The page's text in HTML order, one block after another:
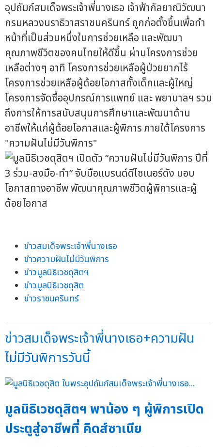
อุปถัมภ์สมเด็จพระเจ้าพี่นางเธอ เจ้าฟ้ากัลยาณิวัฒนา
กรมหลวงนราธิวาสราชนครินทร์ ถูกก่อตั้งขึ้นเพื่อทำ
หน้าที่เป็นส่วนหนึ่งในการช่วยเหลือ และพัฒนา
คุณภาพชีวิตของคนไทยให้ดีขึ้น ผ่านโครงการช่วย
เหลือต่างๆ อาทิ โครงการช่วยเหลือผู้ป่วยยากไร้
โครงการช่วยเหลือผู้ด้อยโอกาสทั้งเด็กและผู้ใหญ่
โครงการจัดซื้ออุปกรณ์การแพทย์ และ พยาบาลฯ รวม
ถึงการให้การสนับสนุนการศึกษาและพัฒนาด้าน
อาชีพให้แก่ผู้ด้อยโอกาสและผู้พิการ ภายใต้โครงการ
"ความฝันไม่มีวันพิการ"
ข่าวสมเด็จพระเจ้าพี่นางเธอ
ข่าวความฝันไม่มีวันพิการ
ข่าวมูลนิธิเวชดุสิตฯ
ข่าวมูลนิธิเวชดุสิต
ข่าวราชนครินทร์
ข่าวสมเด็จพระเจ้าพี่นางเธอ+ความฝัน
ไม่มีวันพิการวันนี้
มูลนิธิเวชดุสิตฯ พาน้อง ๆ ผู้พิการเปิด
ประตูสู่อาชีพที่ คิดส์ซาเนีย